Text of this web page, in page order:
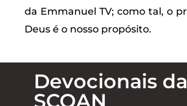
da Emmanuel TV; como tal, o
Deus é o nosso propósito.
Devocionais da
SCOAN